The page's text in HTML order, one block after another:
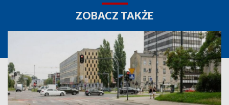
ZOBACZ TAKŻE